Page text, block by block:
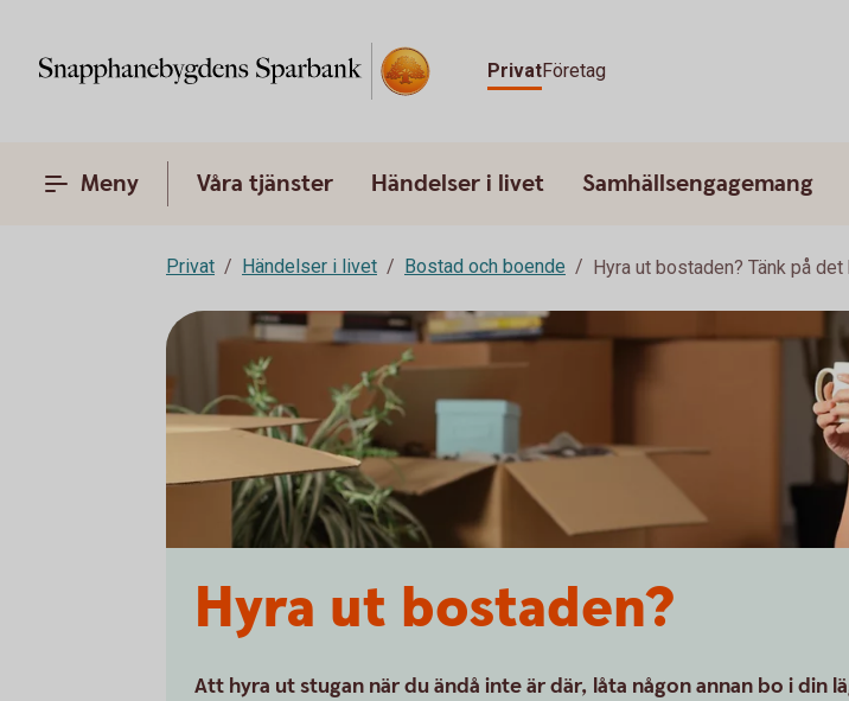
PrivatFöretag
Meny Våra tjänster Händelser i livet Samhällsengagemang
Privat Händelser i livet Bostad och boende Hyra ut bostaden? Tänk på det
Hyra ut bostaden?
Att hyra ut stugan när du ändå inte är där, låta någon annan bo i din